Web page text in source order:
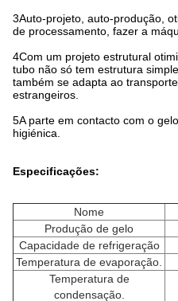
3Auto-projeto, auto-produção,
de processamento, fazer a
4Com um projeto estrutural
tubo não só tem estrutura
também se adapta ao
estrangeiros.
5A parte em contacto com o
higiénica.
Especificações:
Nome
Produção de gelo
Capacidade de refrigeração
Temperatura de evaporação.
Temperatura de
condensação.